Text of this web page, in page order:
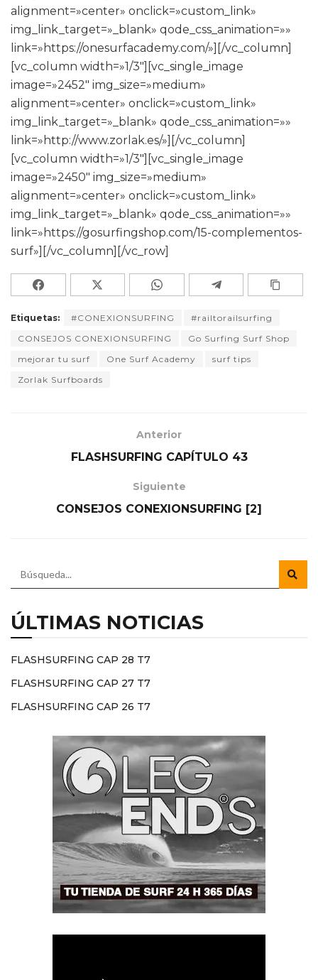
alignment=»center» onclick=»custom_link»
img_link_target=»_blank» qode_css_animation=»»
link=»https://onesurfacademy.com/»][/vc_column]
[vc_column width=»1/3″][vc_single_image
image=»2452″ img_size=»medium»
alignment=»center» onclick=»custom_link»
img_link_target=»_blank» qode_css_animation=»»
link=»http://www.zorlak.es/»][/vc_column]
[vc_column width=»1/3″][vc_single_image
image=»2450″ img_size=»medium»
alignment=»center» onclick=»custom_link»
img_link_target=»_blank» qode_css_animation=»»
link=»https://gosurfingshop.com/15-complementos-
surf»][/vc_column][/vc_row]
Etiquetas: #CONEXIONSURFING
#railtorailsurfing
CONSEJOS CONEXIONSURFING
Go Surfing Surf Shop
mejorar tu surf
One Surf Academy
surf tips
Zorlak Surfboards
Anterior
FLASHSURFING CAPÍTULO 43
Siguiente
CONSEJOS CONEXIONSURFING [2]
ÚLTIMAS NOTICIAS
FLASHSURFING CAP 28 T7
FLASHSURFING CAP 27 T7
FLASHSURFING CAP 26 T7